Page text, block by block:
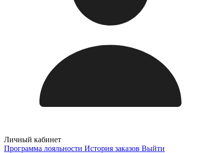
Личный кабинет
Программа лояльности История заказов Выйти